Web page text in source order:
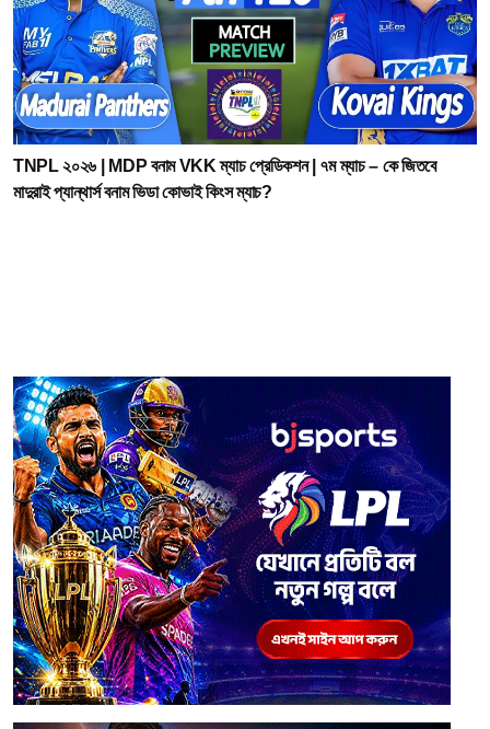
TNPL ২০২৬ | MDP বনাম VKK ম্যাচ প্রেডিকশন | ৭ম ম্যাচ – কে জিতবে
মাদুরাই প্যান্থার্স বনাম ভিডা কোভাই কিংস ম্যাচ?